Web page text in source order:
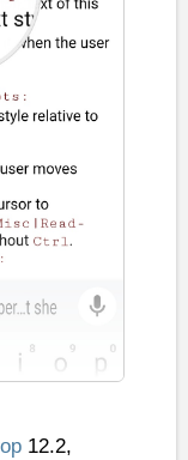
12.2,